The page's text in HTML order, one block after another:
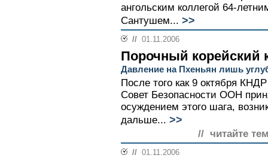
ангольским коллегой 64-
Сантушем... >>
// 01.11.2006
Порочный корейский
Давление на Пхеньян лишь
После того как 9 октября
Совет Безопасности ООН
осуждением этого шага,
дальше... >>
// читайте
// 01.11.2006